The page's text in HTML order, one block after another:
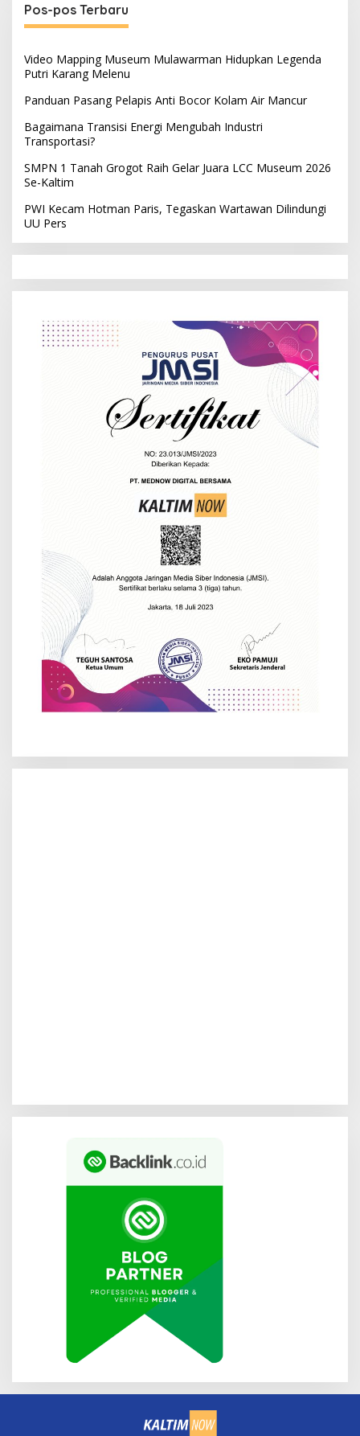
Pos-pos Terbaru
Video Mapping Museum Mulawarman Hidupkan Legenda
Putri Karang Melenu
Panduan Pasang Pelapis Anti Bocor Kolam Air Mancur
Bagaimana Transisi Energi Mengubah Industri
Transportasi?
SMPN 1 Tanah Grogot Raih Gelar Juara LCC Museum 2026
Se-Kaltim
PWI Kecam Hotman Paris, Tegaskan Wartawan Dilindungi
UU Pers